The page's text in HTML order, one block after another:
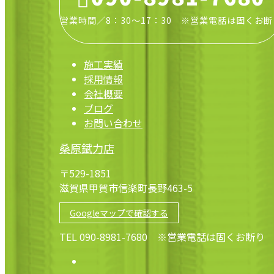
営業時間／8：30～17：30 ※営業電話は固くお
施工実績
採用情報
会社概要
ブログ
お問い合わせ
桑原錻力店
〒529-1851
滋賀県甲賀市信楽町長野463-5
Googleマップで確認する
TEL 090-8981-7680 ※営業電話は固くお断り